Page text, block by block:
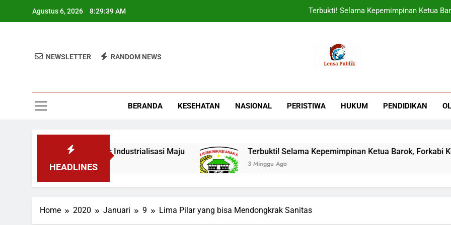
Agustus 6, 2026 8:29:40 AM Terbukti! Selama Kepemimpinan Ketua
PT Tirta Asasta Depok Kembali Raih Anugrah
NEWSLETTER RANDOM NEWS
BERANDA KESEHATAN NASIONAL PERISTIWA HUKUM PENDIDIKAN
HEADLINES
Wamen: Optimis Industrialisasi Maju Terbukti! Selama Kepemimpinan Ketua Barok, Forkabi Kota Depok
3 Minggu Ago
Home 2020 Januari 9 Lima Pilar yang bisa Mendongkrak Sanitas